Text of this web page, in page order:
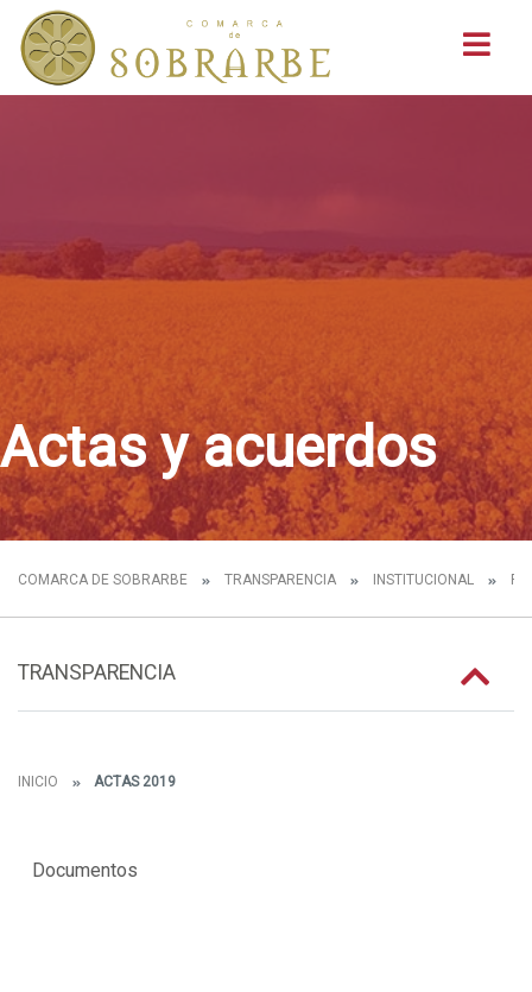
Actas y acuerdos
COMARCA DE SOBRARBE TRANSPARENCIA INSTITUCIONAL
TRANSPARENCIA
INICIO ACTAS 2019
Documentos